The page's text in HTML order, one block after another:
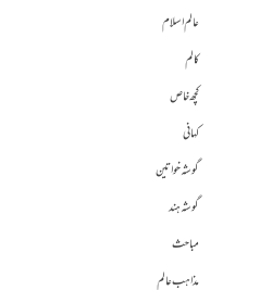
عالم اسلام
کالم
کچھ خاص
کہانی
گوشہ خواتین
گوشہ ہند
مباحث
مذاہب عالم